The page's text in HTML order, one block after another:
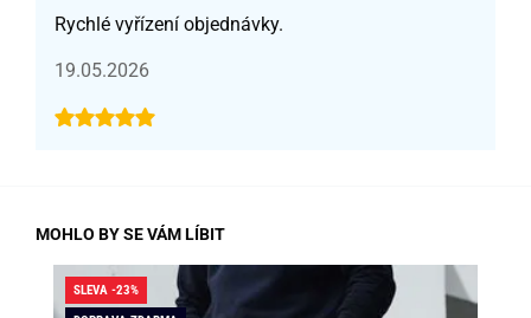
Rychlé vyřízení objednávky.
19.05.2026
MOHLO BY SE VÁM LÍBIT
SLEVA -23%